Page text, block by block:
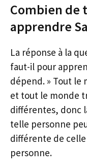
Combien de
apprendre
La réponse à la
faut-il pour
dépend. » Tout le
et tout le monde
différentes, donc
telle personne
différente de
personne.